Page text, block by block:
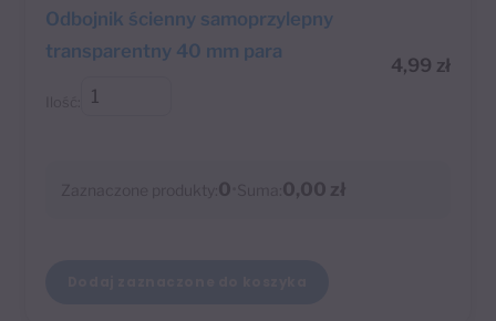
Odbojnik ścienny samoprzylepny
transparentny 40 mm para
4,99 zł
0 0,00 zł